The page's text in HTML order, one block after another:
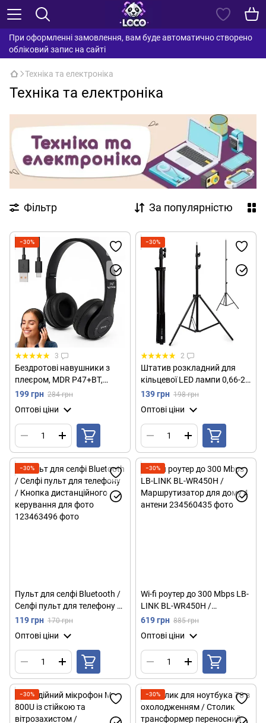
При оформленні замовлення, вам буде автоматично створено
обліковий запис на сайті
Техніка та електроніка
Техніка та електроніка
Фільтр За популярністю
−30%
3
Бездротові навушники з
плеєром, MDR P47+BT,
Чорний / Накладні
Навушники бездротові
199 грн 284 грн
Оптові ціни
−30%
2
Штатив розкладний для
кільцевої LED лампи 0,66-2
м / Штатив складний для
тренога
139 грн 198 грн
Оптові ціни
−30%
Пульт для селфі Bluetooth /
Селфі пульт для телефону /
Кнопка дистанційного
119 грн 170 грн
Оптові ціни
−30%
Wi-fi роутер до 300 Mbps LB-
LINK BL-WR450H /
Маршрутизатор для дому 4
619 грн 885 грн
Оптові ціни
−30% −30%